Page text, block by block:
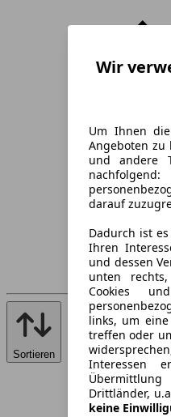
Wir
Um Ihnen
Angeboten zu
und andere
darauf
Dadurch ist
Ihren
und dessen
unten
Cookies
links, um
treffen oder
Interessen
Drittländer,
keine
Sortieren